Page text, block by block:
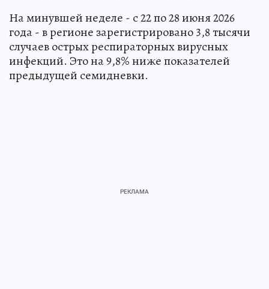
На минувшей неделе - с 22 по 28 июня 2026
года - в регионе зарегистрировано 3,8 тысячи
случаев острых респираторных вирусных
инфекций. Это на 9,8% ниже показателей
предыдущей семидневки.